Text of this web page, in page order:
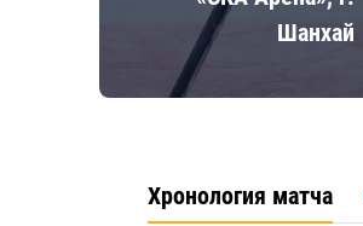
Шанхай
Хронология матча